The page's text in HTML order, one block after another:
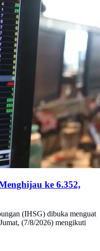
ke 6.352,
(IHSG) dibuka menguat
(7/8/2026) mengikuti